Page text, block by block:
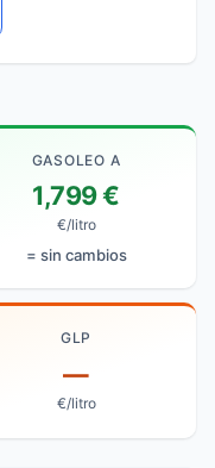
GASOLEO A
1,799 €
€/litro
= sin cambios
GLP
—
€/litro